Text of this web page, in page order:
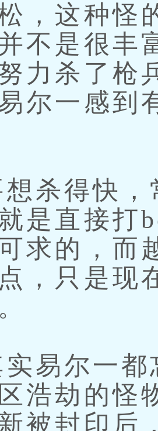
，这种怪
不是很丰
力杀了枪
尔一感到
杀得快，
是直接打
求的，而
，只是现
易尔一都
浩劫的怪
被封印后